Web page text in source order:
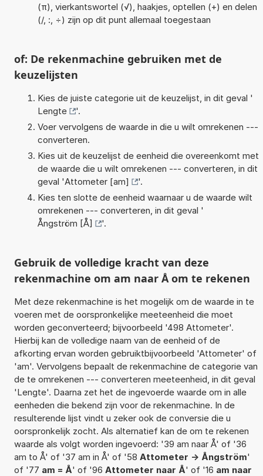
(π), vierkantswortel (√), haakjes, optellen (+) en delen
(/, :, ÷) zijn op dit punt allemaal toegestaan
of: De rekenmachine gebruiken met de
keuzelijsten
Kies de juiste categorie uit de keuzelijst, in dit geval '
Lengte
'.
Voer vervolgens de waarde in die u wilt omrekenen ---
converteren.
Kies uit de keuzelijst de eenheid die overeenkomt met
de waarde die u wilt omrekenen --- converteren, in dit
geval 'Attometer [am]
'.
Kies ten slotte de eenheid waarnaar u de waarde wilt
omrekenen --- converteren, in dit geval '
Ångström [Å]
'.
Gebruik de volledige kracht van deze
rekenmachine om am naar Å om te rekenen
Met deze rekenmachine is het mogelijk om de waarde in te
voeren met de oorspronkelijke meeteenheid die moet
worden geconverteerd; bijvoorbeeld '498 Attometer'.
Hierbij kan de volledige naam van de eenheid of de
afkorting ervan worden gebruiktbijvoorbeeld 'Attometer' of
'am'. Vervolgens bepaalt de rekenmachine de categorie van
de te omrekenen --- converteren meeteenheid, in dit geval
'Lengte'. Daarna zet het de ingevoerde waarde om in alle
eenheden die bekend zijn voor de rekenmachine. In de
resulterende lijst vindt u zeker ook de conversie die u
oorspronkelijk zocht. Als alternatief kan de om te rekenen
waarde als volgt worden ingevoerd: '39 am naar Å' of '36
am to Å' of '37 am in Å' of '58 Attometer -> Ångström'
of '77 am = Å' of '96 Attometer naar Å' of '16 am naar